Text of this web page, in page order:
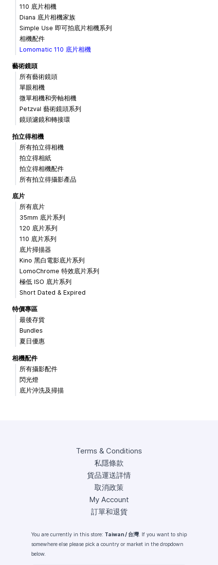
110 底片相機
Diana 底片相機家族
Simple Use 即可拍底片相機系列
相機配件
Lomomatic 110 底片相機
藝術鏡頭
所有藝術鏡頭
單眼相機
微單相機和旁軸相機
Petzval 藝術鏡頭系列
鏡頭濾鏡和轉接環
拍立得相機
所有拍立得相機
拍立得相紙
拍立得相機配件
所有拍立得攝影產品
底片
所有底片
35mm 底片系列
120 底片系列
110 底片系列
底片掃描器
Kino 黑白電影底片系列
LomoChrome 特效底片系列
極低 ISO 底片系列
Short Dated & Expired
特價專區
最後存貨
Bundles
夏日優惠
相機配件
所有攝影配件
閃光燈
底片沖洗及掃描
Terms & Conditions
私隱條款
貨品運送詳情
取消政策
My Account
訂單和退貨
You are currently in this store: Taiwan / 台灣. If you want to ship
somewhere else please pick a country or market in the dropdown
below.